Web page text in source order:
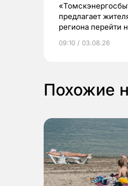
предлагает
региона перейти
выиграть призы
09:10 / 03.08.26
Похожие